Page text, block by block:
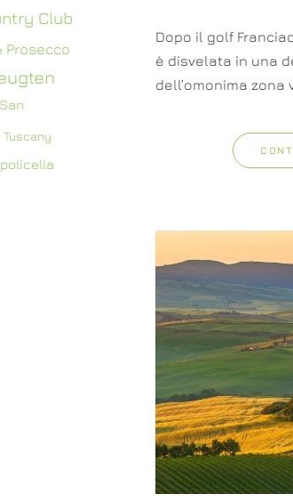
Dopo il golf
è disvelata in una
dell’omonima zona
Club
Prosecco
San
Tuscany